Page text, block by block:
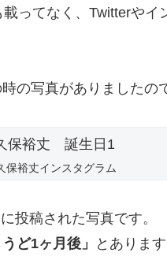
ってなく、Twitterやイ
の写真がありましたの
保裕丈インスタグラム
投稿された写真です。
ど1ヶ月後」
とあります